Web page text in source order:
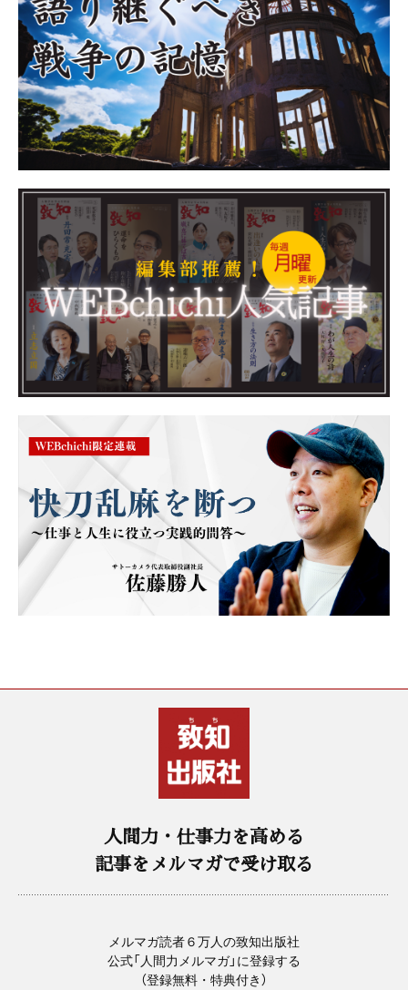
人間力・仕事力を高める
記事をメルマガで受け取る
メルマガ読者６万人の致知出版社
公式「人間力メルマガ」に登録する
（登録無料・特典付き）